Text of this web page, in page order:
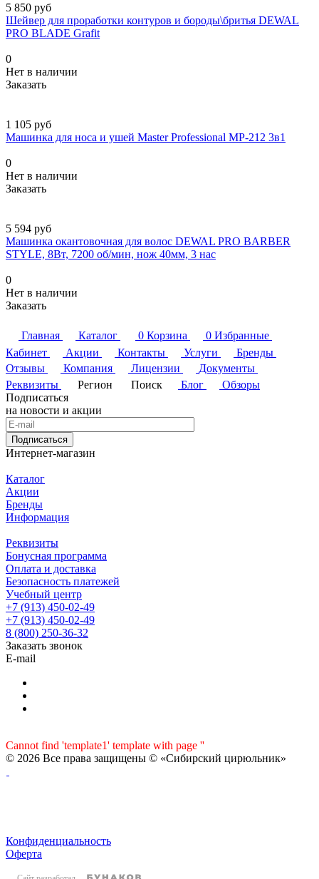
5 850 руб
Шейвер для проработки контуров и бороды\бритья DEWAL
PRO BLADE Grafit
0
Нет в наличии
Заказать
1 105 руб
Машинка для носа и ушей Master Professional MP-212 3в1
0
Нет в наличии
Заказать
5 594 руб
Машинка окантовочная для волос DEWAL PRO BARBER
STYLE, 8Вт, 7200 об/мин, нож 40мм, 3 нас
0
Нет в наличии
Заказать
Главная Каталог 0 Корзина 0 Избранные
Кабинет
Акции Контакты Услуги
Бренды
Отзывы
Компания Лицензии
Документы
Реквизиты
Регион Поиск Блог
Обзоры
Подписаться
на новости и акции
Подписаться
Интернет-магазин
Каталог
Акции
Бренды
Информация
Реквизиты
Бонусная программа
Оплата и доставка
Безопасность платежей
Учебный центр
+7 (913) 450-02-49
+7 (913) 450-02-49
8 (800) 250-36-32
Заказать звонок
E-mail
Cannot find 'template1' template with page ''
© 2026 Все права защищены © «Сибирский цирюльник»
Конфиденциальность
Оферта